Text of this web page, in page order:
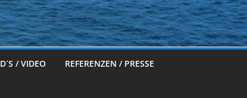
/ VIDEO REFERENZEN / PRESSE